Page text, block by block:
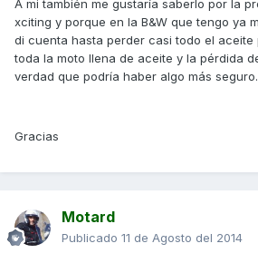
A mi también me gustaría saberlo por la
xciting y porque en la B&W que tengo ya
di cuenta hasta perder casi todo el
toda la moto llena de aceite y la pérdida
verdad que podría haber algo más seguro.
Gracias
Motard
Publicado 11 de Agosto del 2014